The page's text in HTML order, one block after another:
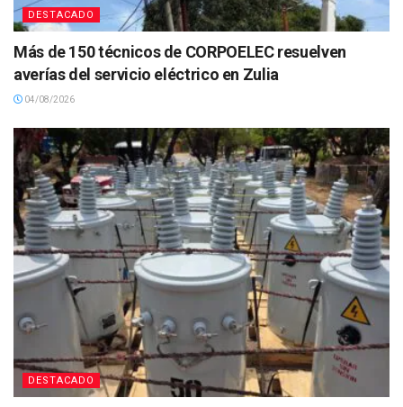
DESTACADO
Más de 150 técnicos de CORPOELEC resuelven
averías del servicio eléctrico en Zulia
04/08/2026
DESTACADO